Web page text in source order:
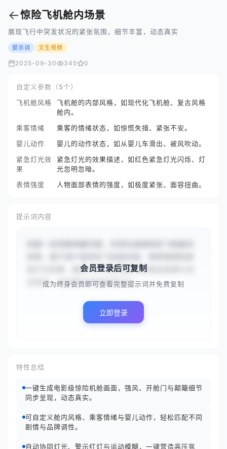
←惊险飞机舱内场景
展现飞行中突发状况的紧张氛围，细节丰富，动态真实
提示词 文生视频
2025-09-30 345 0
自定义参数（5个）
飞机舱风格
飞机舱的内部风格，如现代化飞机舱、复古风格
舱内。
乘客情绪
乘客的情绪状态，如惊慌失措、紧张不安。
婴儿动作
婴儿的动作状态，如从婴儿车滑出、被风吹动。
紧急灯光效
果
紧急灯光的效果描述，如红色紧急灯光闪烁、灯
光忽明忽暗。
表情强度
人物面部表情的强度，如极度紧张、面容扭曲。
提示词内容
急灯光效果，展现飞行中突发状况的紧张氛围与动
态细节。场景需采用电影级灯光...
会员登录后可复制
成为终身会员即可查看完整提示词并免费复制
立即登录
特性总结
一键生成电影级惊险机舱画面，强风、开舱门与颠簸细节
同步呈现，动态真实。
可自定义舱内风格、乘客情绪与婴儿动作，轻松匹配不同
剧情与品牌调性。
自动协同灯光、警示红灯与运动模糊，一键营造高压氛